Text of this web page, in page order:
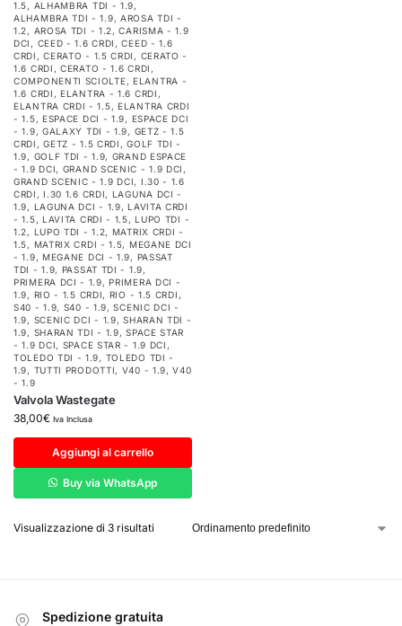
1.5, ALHAMBRA TDI - 1.9,
ALHAMBRA TDI - 1.9,AROSA TDI -
1.2, AROSA TDI - 1.2,CARISMA - 1.9
DCI , CEED - 1.6 CRDI ,CEED - 1.6
CRDI ,CERATO - 1.5 CRDI , CERATO -
1.6 CRDI ,CERATO - 1.6 CRDI ,
COMPONENTI SCIOLTE,ELANTRA -
1.6 CRDI ,ELANTRA - 1.6 CRDI ,
ELANTRA CRDI - 1.5,ELANTRA CRDI
- 1.5, ESPACE DCI - 1.9, ESPACE DCI
- 1.9, GALAXY TDI - 1.9, GETZ - 1.5
CRDI ,GETZ - 1.5 CRDI ,GOLF TDI -
1.9, GOLF TDI - 1.9, GRAND ESPACE
- 1.9 DCI, GRAND SCENIC - 1.9 DCI ,
GRAND SCENIC - 1.9 DCI, I.30 - 1.6
CRDI ,I.30 1.6 CRDI, LAGUNA DCI -
1.9, LAGUNA DCI - 1.9,LAVITA CRDI
- 1.5, LAVITA CRDI - 1.5,LUPO TDI -
1.2, LUPO TDI - 1.2, MATRIX CRDI -
1.5, MATRIX CRDI - 1.5, MEGANE DCI
- 1.9, MEGANE DCI - 1.9, PASSAT
TDI - 1.9, PASSAT TDI - 1.9,
PRIMERA DCI - 1.9,PRIMERA DCI -
1.9, RIO - 1.5 CRDI, RIO - 1.5 CRDI ,
S40 - 1.9, S40 - 1.9,SCENIC DCI -
1.9, SCENIC DCI - 1.9,SHARAN TDI -
1.9, SHARAN TDI - 1.9,SPACE STAR
- 1.9 DCI, SPACE STAR - 1.9 DCI ,
TOLEDO TDI - 1.9, TOLEDO TDI -
1.9, TUTTI PRODOTTI, V40 - 1.9,V40
- 1.9
Valvola Wastegate
38,00€ Iva Inclusa
Aggiungi al carrello
Buy via WhatsApp
Visualizzazione di 3 risultati
Spedizione gratuita